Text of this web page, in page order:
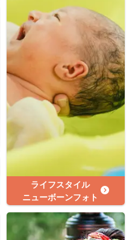
ライフスタイル
ニューボーンフォト